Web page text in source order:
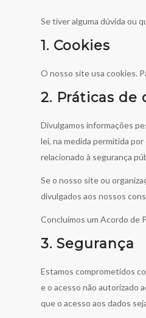
Se tiver alguma dúvida ou
1. Cookies
O nosso site usa cookies.
2. Práticas de
Divulgamos informações
lei, na medida permitida
relacionado à segurança
Se o nosso site ou
divulgados aos nossos
Concluímos um Acordo de
3. Segurança
Estamos comprometidos
e o acesso não autorizado
que o acesso aos dados